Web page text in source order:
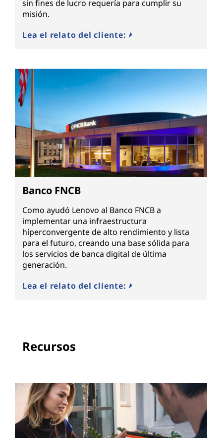
sin fines de lucro requería para cumplir su
misión.
Lea el relato del cliente:
Banco FNCB
Como ayudó Lenovo al Banco FNCB a
implementar una infraestructura
híperconvergente de alto rendimiento y lista
para el futuro, creando una base sólida para
los servicios de banca digital de última
generación.
Lea el relato del cliente:
Recursos